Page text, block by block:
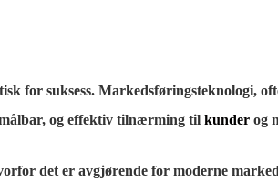
for suksess. Markedsføringsteknologi,
målbar, og effektiv tilnærming tilkunder og
det er avgjørende for moderne